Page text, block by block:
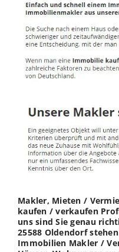
Makler, Mieten /
kaufen / verkaufen
uns sind Sie genau
25588 Oldendorf
Immobilien Makler /